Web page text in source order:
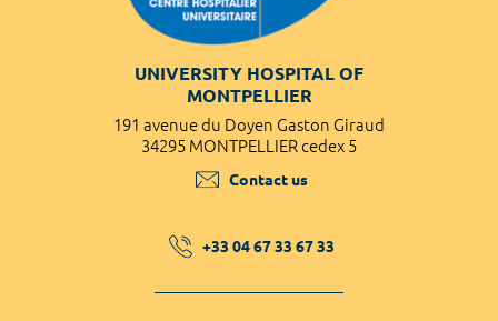
UNIVERSITY HOSPITAL OF
MONTPELLIER
191 avenue du Doyen Gaston Giraud
34295 MONTPELLIER cedex 5
Contact us
+33 04 67 33 67 33